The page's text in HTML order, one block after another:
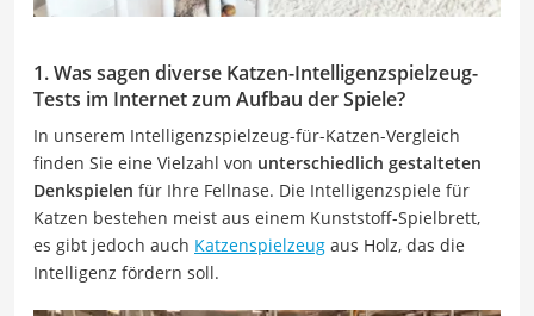
1. Was sagen diverse Katzen-Intelligenzspielzeug-
Tests im Internet zum Aufbau der Spiele?
In unserem Intelligenzspielzeug-für-Katzen-Vergleich
finden Sie eine Vielzahl von unterschiedlich gestalteten
Denkspielen für Ihre Fellnase. Die Intelligenzspiele für
Katzen bestehen meist aus einem Kunststoff-Spielbrett,
es gibt jedoch auch Katzenspielzeug aus Holz, das die
Intelligenz fördern soll.